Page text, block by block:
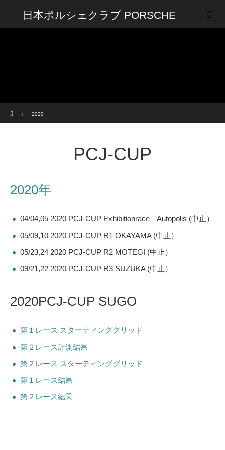
日本ポルシェクラブ PORSCHE
2020
PCJ-CUP
2020年
04/04,05 2020 PCJ-CUP Exhibitionrace Autopolis (中止）
05/09,10 2020 PCJ-CUP R1 OKAYAMA (中止）
05/23,24 2020 PCJ-CUP R2 MOTEGI (中止）
09/21,22 2020 PCJ-CUP R3 SUZUKA (中止）
2020PCJ-CUP SUGO
第１レース スターティンググリッド
第２レース計測結果
第２レース スターティンググリッド
第１レース結果
第２レース結果